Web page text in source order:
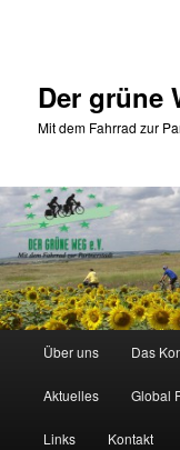
Der grüne
Mit dem Fahrrad zur
HauptmenüÜber uns Das
Aktuelles Global
Links Kontakt